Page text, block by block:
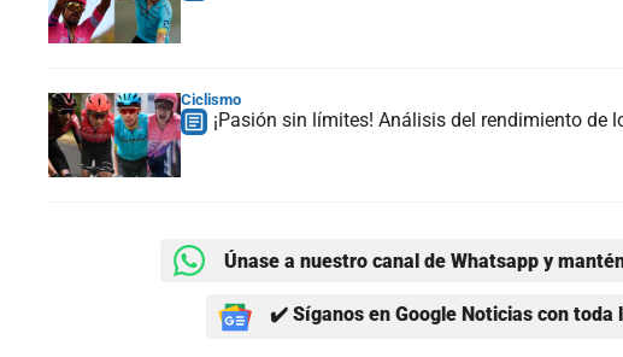
Ciclismo
¡Pasión sin límites! Análisis del rendimiento de
Únase a nuestro canal de Whatsapp y
✔️ Síganos en Google Noticias con toda